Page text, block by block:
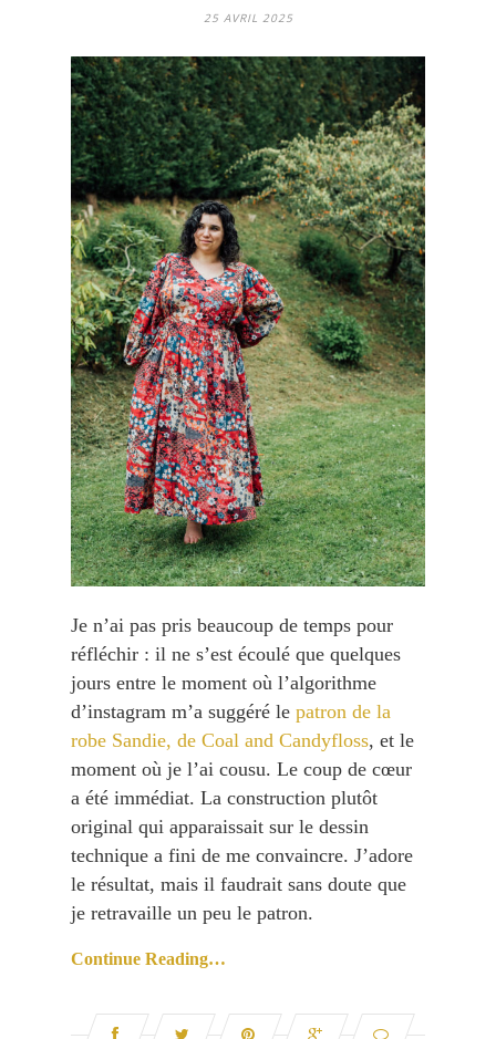
25 AVRIL 2025
Je n’ai pas pris beaucoup de temps pour
réfléchir : il ne s’est écoulé que quelques
jours entre le moment où l’algorithme
d’instagram m’a suggéré le patron de la
robe Sandie, de Coal and Candyfloss, et le
moment où je l’ai cousu. Le coup de cœur
a été immédiat. La construction plutôt
original qui apparaissait sur le dessin
technique a fini de me convaincre. J’adore
le résultat, mais il faudrait sans doute que
je retravaille un peu le patron.
Continue Reading…